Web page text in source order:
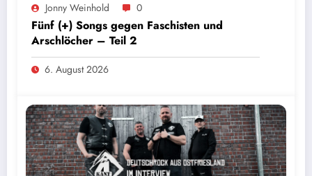
Jonny Weinhold 0
Fünf (+) Songs gegen Faschisten und
Arschlöcher – Teil 2
6. August 2026